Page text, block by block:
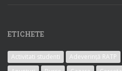
ETICHETE
Activitati studenti Adeverință RATP